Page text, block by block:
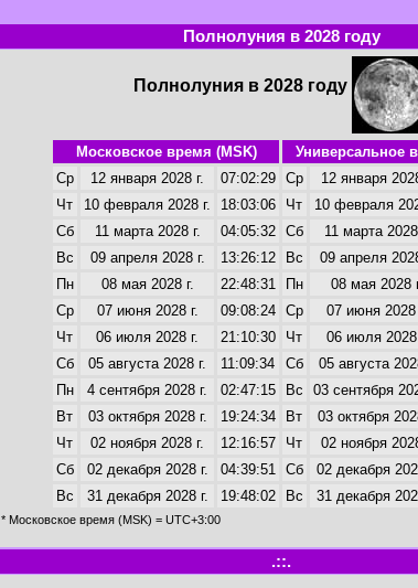
Полнолуния в 2028 году
Полнолуния в 2028 году
Московское время (MSK)
Универсальное
Ср
12 января 2028 г. 07:02:29 Ср 12 января
Чт
10 февраля 2028 г. 18:03:06 Чт 10 февраля
Сб
11 марта 2028 г. 04:05:32 Сб 11 марта 2028
Вс
09 апреля 2028 г. 13:26:12 Вс 09 апреля
Пн
08 мая 2028 г. 22:48:31 Пн 08 мая 2028
Ср
07 июня 2028 г. 09:08:24 Ср 07 июня 2028
Чт
06 июля 2028 г. 21:10:30 Чт 06 июля 2028
Сб
05 августа 2028 г. 11:09:34 Сб 05 августа
Пн
4 сентября 2028 г. 02:47:15 Вс 03 сентября
Вт
03 октября 2028 г. 19:24:34 Вт 03 октября
Чт
02 ноября 2028 г. 12:16:57 Чт 02 ноября
Сб
02 декабря 2028 г. 04:39:51 Сб 02 декабря
Вс
31 декабря 2028 г. 19:48:02 Вс 31 декабря
* Московское время (MSK) = UTC+3:00
.::.